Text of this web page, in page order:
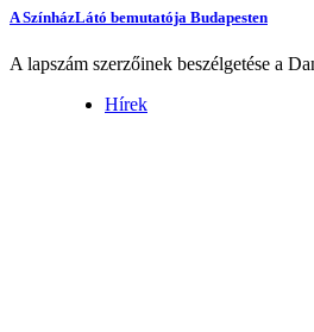
A SzínházLátó bemutatója Budapesten
A lapszám szerzőinek beszélgetése a
Hírek